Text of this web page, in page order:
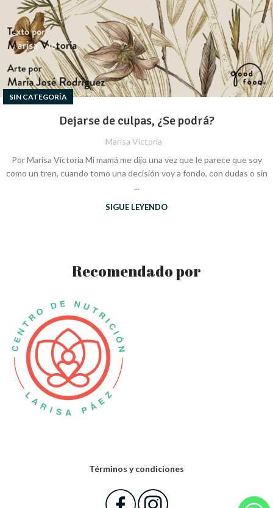
SIN CATEGORÍA
​​Dejarse de culpas, ¿Se podrá?
Marisa Victoria
Por Marisa Victoria Mi mamá me dijo una vez que le parece que soy
como un tren, cuando tomo una decisión voy a fondo, con dudas o sin
...
SIGUE LEYENDO
Recomendado por
Términos y condiciones